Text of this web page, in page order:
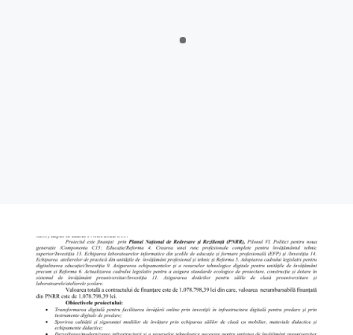
din Judetul Vâlcea , proprietarii sau detinățorii acestora, precum